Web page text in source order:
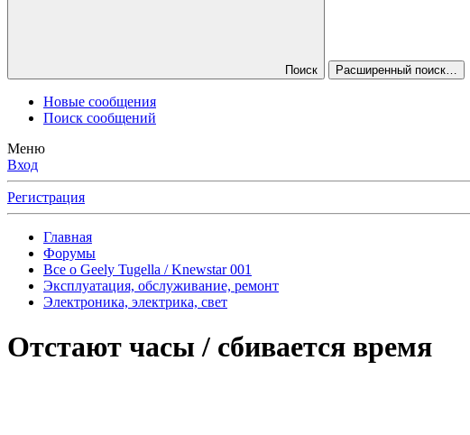
Поиск Расширенный поиск…
Новые сообщения
Поиск сообщений
Меню
Вход
Регистрация
Главная
Форумы
Все о Geely Tugella / Knewstar 001
Эксплуатация, обслуживание, ремонт
Электроника, электрика, свет
Отстают часы / сбивается время